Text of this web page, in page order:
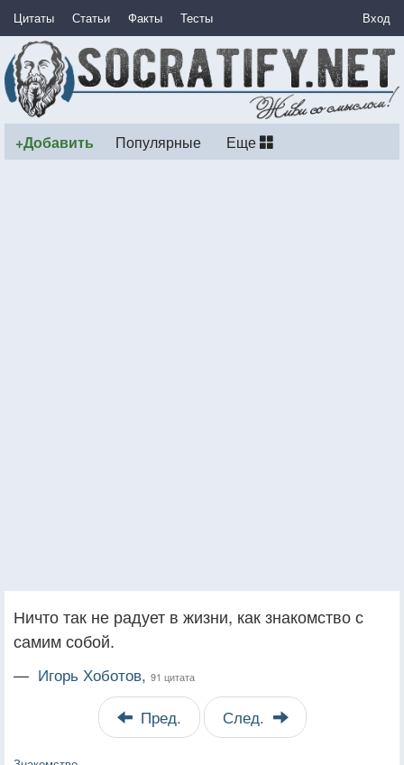
Цитаты Статьи Факты Тесты Вход
+Добавить Популярные Еще
Ничто так не радует в жизни, как знакомство с
самим собой.
— Игорь Хоботов, 91 цитата
Пред. След.